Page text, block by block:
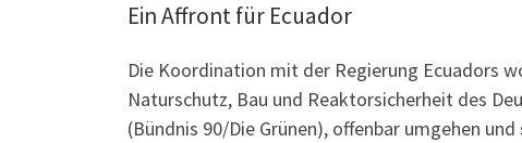
Ein Affront für Ecuador
Die Koordination mit der Regierung Ecuadors
Naturschutz, Bau und Reaktorsicherheit des
(Bündnis 90/Die Grünen), offenbar umgehen